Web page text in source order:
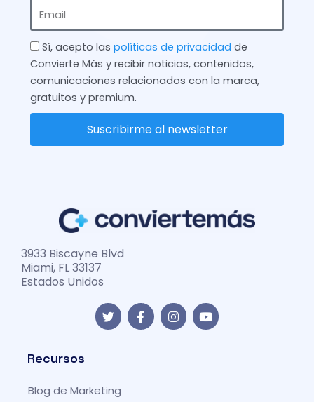
Check
Sí, acepto las políticas de privacidad de
Convierte Más y recibir noticias, contenidos,
comunicaciones relacionados con la marca,
gratuitos y premium.
Suscribirme al newsletter
3933 Biscayne Blvd
Miami, FL 33137
Estados Unidos
T
w
i
F
a
c
I
n
s
Y
o
u
Recursos
Blog de Marketing